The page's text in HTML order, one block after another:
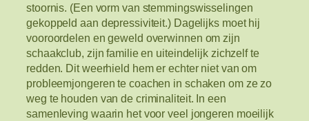
stoornis. (Een vorm van stemmingswisselingen
gekoppeld aan depressiviteit.) Dagelijks moet hij
vooroordelen en geweld overwinnen om zijn
schaakclub, zijn familie en uiteindelijk zichzelf te
redden. Dit weerhield hem er echter niet van om
probleemjongeren te coachen in schaken om ze zo
weg te houden van de criminaliteit. In een
samenleving waarin het voor veel jongeren moeilijk